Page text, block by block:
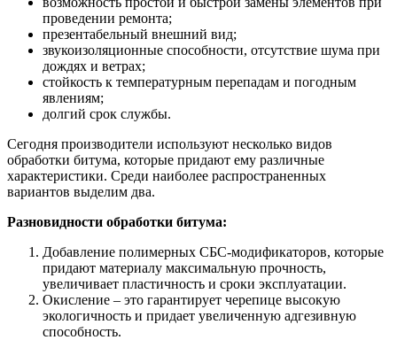
проведении ремонта;
презентабельный внешний вид;
звукоизоляционные способности, отсутствие шума при
дождях и ветрах;
стойкость к температурным перепадам и погодным
явлениям;
долгий срок службы.
Сегодня производители используют несколько видов
обработки битума, которые придают ему различные
характеристики. Среди наиболее распространенных
вариантов выделим два.
Разновидности обработки битума:
Добавление полимерных СБС-модификаторов, которые
придают материалу максимальную прочность,
увеличивает пластичность и сроки эксплуатации.
Окисление – это гарантирует черепице высокую
экологичность и придает увеличенную адгезивную
способность.